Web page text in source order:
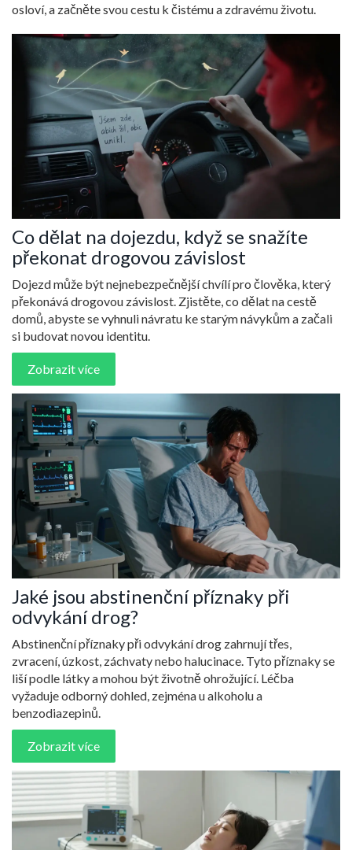
osloví, a začněte svou cestu k čistému a zdravému životu.
Co dělat na dojezdu, když se snažíte
překonat drogovou závislost
Dojezd může být nejnebezpečnější chvílí pro člověka, který
překonává drogovou závislost. Zjistěte, co dělat na cestě
domů, abyste se vyhnuli návratu ke starým návykům a začali
si budovat novou identitu.
Zobrazit více
Jaké jsou abstinenční příznaky při
odvykání drog?
Abstinenční příznaky při odvykání drog zahrnují třes,
zvracení, úzkost, záchvaty nebo halucinace. Tyto příznaky se
liší podle látky a mohou být životně ohrožující. Léčba
vyžaduje odborný dohled, zejména u alkoholu a
benzodiazepinů.
Zobrazit více